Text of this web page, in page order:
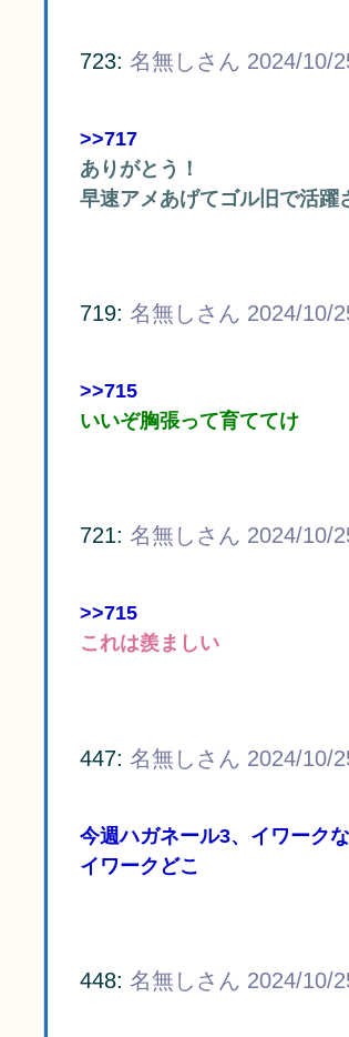
723: 名無しさん 2024/10/
>>717
ありがとう！
早速アメあげてゴル旧で活躍
719: 名無しさん 2024/10/
>>715
いいぞ胸張って育ててけ
721: 名無しさん 2024/10/
>>715
これは羨ましい
447: 名無しさん 2024/10/
今週ハガネール3、イワーク
イワークどこ
448: 名無しさん 2024/10/